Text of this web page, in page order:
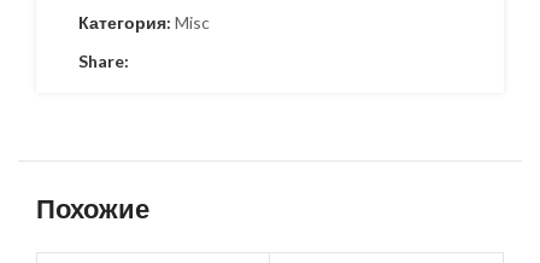
Категория: Misc
Share:
Похожие